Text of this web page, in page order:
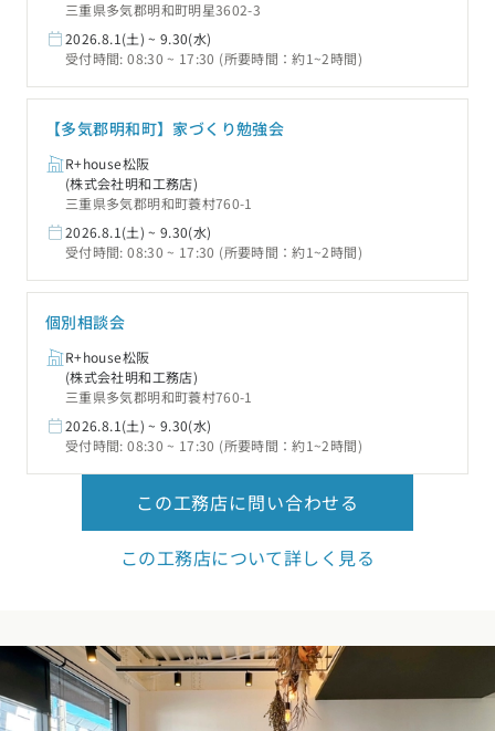
四国エリア
香川県徳島県愛媛県高知県
福岡県佐賀県長崎県
沖縄県
三重県多気郡明和町明星3602-3
2026.8.1(土) ~ 9.30(水)
受付時間: 08:30 ~ 17:30 (所要時間：約1~2時間)
【多気郡明和町】家づくり勉強会
R+house松阪
(株式会社明和工務店)
三重県多気郡明和町蓑村760-1
2026.8.1(土) ~ 9.30(水)
受付時間: 08:30 ~ 17:30 (所要時間：約1~2時間)
個別相談会
R+house松阪
(株式会社明和工務店)
三重県多気郡明和町蓑村760-1
2026.8.1(土) ~ 9.30(水)
受付時間: 08:30 ~ 17:30 (所要時間：約1~2時間)
この工務店に問い合わせる
この工務店について詳しく見る